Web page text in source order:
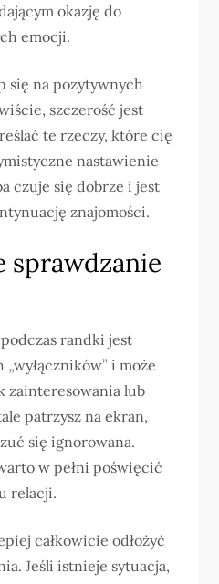
okazję do
emocji.
się na pozytywnych
szczerość jest
te rzeczy, które cię
nastawienie
czuje się dobrze i jest
znajomości.
sprawdzanie
randki jest
i może
zainteresowania lub
patrzysz na ekran,
się ignorowana.
w pełni poświęcić
relacji.
całkowicie odłożyć
Jeśli istnieje sytuacja,